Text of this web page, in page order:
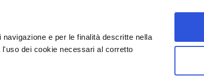
e per le finalità descritte nella
dei cookie necessari al corretto